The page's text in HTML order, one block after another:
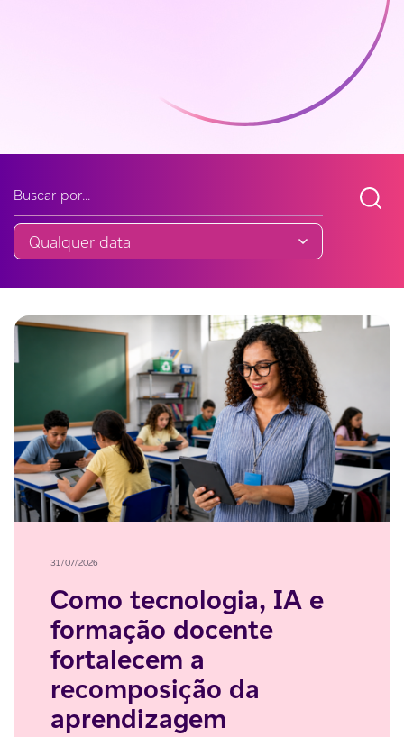
31/07/2026
Como tecnologia, IA e
formação docente
fortalecem a
recomposição da
aprendizagem